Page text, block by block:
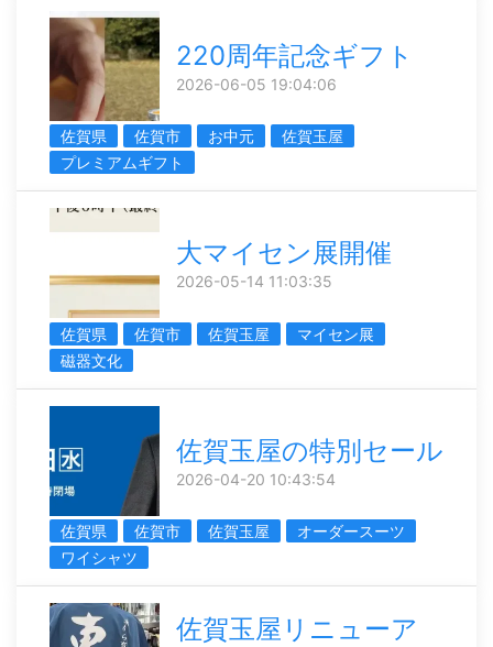
220周年記念ギフト
2026-06-05 19:04:06
佐賀県 佐賀市 お中元
佐賀玉屋
プレミアムギフト
大マイセン展開催
2026-05-14 11:03:35
佐賀県 佐賀市 佐賀玉屋
マイセン展
磁器文化
佐賀玉屋の特別セール
2026-04-20 10:43:54
佐賀県 佐賀市 佐賀玉屋
オーダースーツ
ワイシャツ
佐賀玉屋リニューア